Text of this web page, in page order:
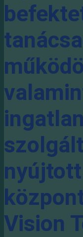
nyújtott
Vision